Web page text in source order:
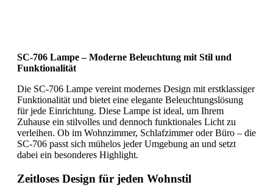
SC-706 Lampe – Moderne Beleuchtung mit Stil und
Funktionalität
Die SC-706 Lampe vereint modernes Design mit erstklassiger
Funktionalität und bietet eine elegante Beleuchtungslösung
für jede Einrichtung. Diese Lampe ist ideal, um Ihrem
Zuhause ein stilvolles und dennoch funktionales Licht zu
verleihen. Ob im Wohnzimmer, Schlafzimmer oder Büro – die
SC-706 passt sich mühelos jeder Umgebung an und setzt
dabei ein besonderes Highlight.
Zeitloses Design für jeden Wohnstil